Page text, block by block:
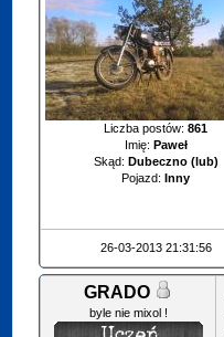
Liczba postów:861
Imię: Paweł
Skąd: Dubeczno (lub)
Pojazd: Inny
26-03-2013 21:31:56
GRADO
byle nie mixol !